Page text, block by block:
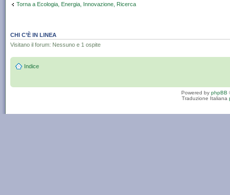
Torna a Ecologia, Energia, Innovazione, Ricerca
CHI C’È IN LINEA
Visitano il forum: Nessuno e 1 ospite
Indice
Powered by phpBB
Traduzione Italiana